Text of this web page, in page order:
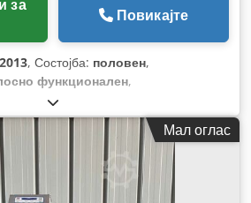
Повикајте
2013, Состојба: половен,
функционален,
Мал оглас